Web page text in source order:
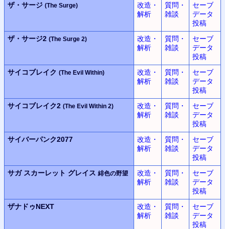
ザ・サージ (The Surge)
改造・
解析
質問・
雑談
セーブ
データ
投稿
ザ・サージ2 (The Surge 2)
改造・
解析
質問・
雑談
セーブ
データ
投稿
サイコブレイク (The Evil Within)
改造・
解析
質問・
雑談
セーブ
データ
投稿
サイコブレイク2 (The Evil Within 2)
改造・
解析
質問・
雑談
セーブ
データ
投稿
サイバーパンク2077
改造・
解析
質問・
雑談
セーブ
データ
投稿
サガ スカーレット グレイス 緋色の野望
改造・
解析
質問・
雑談
セーブ
データ
投稿
ザナドゥNEXT
改造・
解析
質問・
雑談
セーブ
データ
投稿